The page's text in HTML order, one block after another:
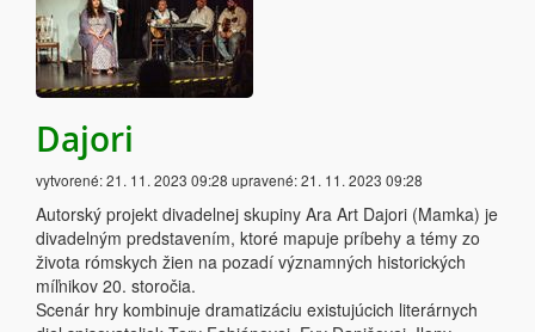
Dajori
vytvorené:21. 11. 2023 09:28 upravené:21. 11. 2023 09:28
Autorský projekt divadelnej skupiny Ara Art Dajori (Mamka) je
divadelným predstavením, ktoré mapuje príbehy a témy zo
života rómskych žien na pozadí významných historických
míľnikov 20. storočia.
Scenár hry kombinuje dramatizáciu existujúcich literárnych